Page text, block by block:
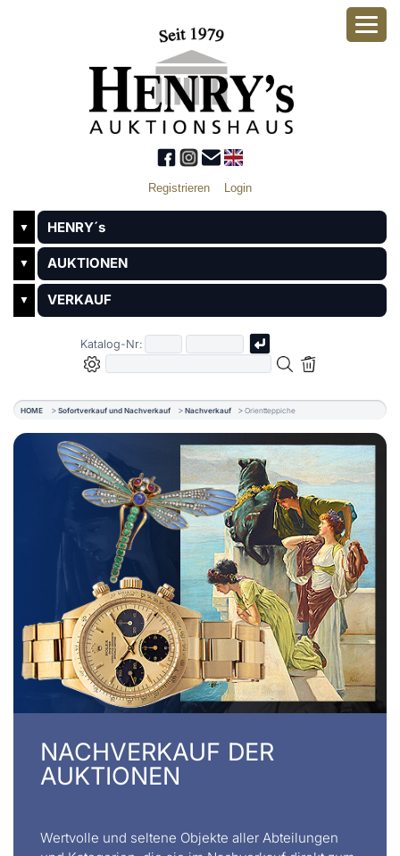
Registrieren Login
▼ HENRY´s
▼ AUKTIONEN
▼ VERKAUF
Katalog-Nr:
HOME Sofortverkauf und Nachverkauf Nachverkauf Orientteppiche
NACHVERKAUF DER
AUKTIONEN
Wertvolle und seltene Objekte aller Abteilungen